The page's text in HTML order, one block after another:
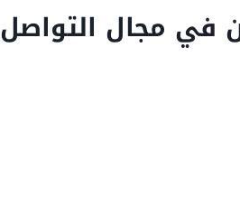
في مجال التواصل